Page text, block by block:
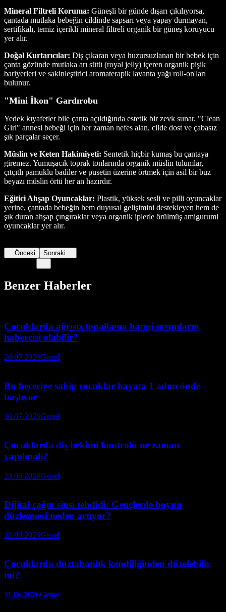
Mineral Filtreli Koruma: Güneşli bir günde dışarı çıkılıyorsa,
çantada mutlaka bebeğin cildinde sapsarı veya yapay durmayan,
sertifikalı, temiz içerikli mineral filtreli organik bir güneş koruyucu
yer alır.
Doğal Kurtarıcılar: Diş çıkaran veya huzursuzlanan bir bebek için
çanta gözünde mutlaka arı sütü (royal jelly) içeren organik pişik
bariyerleri ve sakinleştirici aromaterapik lavanta yağı roll-on'ları
bulunur.
"Mini İkon" Gardırobu
Yedek kıyafetler bile çanta açıldığında estetik bir zevk sunar. "Clean
Girl" annesi bebeği için her zaman nefes alan, cilde dost ve çabasız
şık parçalar seçer.
Müslin ve Keten Hakimiyeti: Sentetik hiçbir kumaş bu çantaya
giremez. Yumuşacık toprak tonlarında organik müslin tulumlar,
çıtçıtlı pamuklu badiler ve pusetin üzerine örtmek için asil bir buz
beyazı müslin örtü her an hazırdır.
Eğitici Ahşap Oyuncaklar: Plastik, yüksek sesli ve pilli oyuncaklar
yerine, çantada bebeğin hem duyusal gelişimini destekleyen hem de
şık duran ahşap çıngıraklar veya organik iplerle örülmüş amigurumi
oyuncaklar yer alır.
Önceki Sonraki
Benzer Haberler
Çocuklarda ağrısız topallama hangi sorunların
habercisi olabilir?
20.07.2026Genel
Bu beceriye sahip çocuklar hayata 1 adım önde
başlıyor
10.07.2026Genel
Çocuklarda diş hekimi kontrolü ne zaman
yapılmalı?
23.06.2026Genel
Dijital çağın sinsi tehdidi: Gençlerde boyun
düzleşmesi neden artıyor?
18.06.2026Genel
Çocuklarda düztabanlık kendiliğinden düzelebilir
mi?
11.06.2026Genel